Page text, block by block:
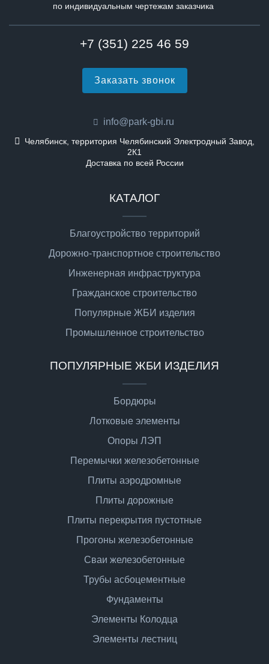
по индивидуальным чертежам заказчика
+7 (351) 225 46 59
Заказать звонок
info@park-gbi.ru
Челябинск, территория Челябинский Электродный Завод,
2К1
Доставка по всей России
КАТАЛОГ
Благоустройство территорий
Дорожно-транспортное строительство
Инженерная инфраструктура
Гражданское строительство
Популярные ЖБИ изделия
Промышленное строительство
ПОПУЛЯРНЫЕ ЖБИ ИЗДЕЛИЯ
Бордюры
Лотковые элементы
Опоры ЛЭП
Перемычки железобетонные
Плиты аэродромные
Плиты дорожные
Плиты перекрытия пустотные
Прогоны железобетонные
Сваи железобетонные
Трубы асбоцементные
Фундаменты
Элементы Колодца
Элементы лестниц